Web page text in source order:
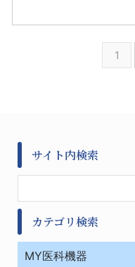
1
サイト内検索
カテゴリ検索
MY医科機器